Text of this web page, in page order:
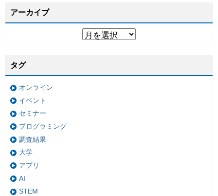
アーカイブ
タグ
オンライン
イベント
セミナー
プログラミング
調査結果
大学
アプリ
AI
STEM